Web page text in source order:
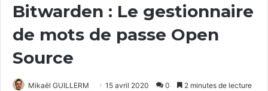
Bitwarden : Le gestionnaire
de mots de passe Open
Source
Mikaël GUILLERM 15 avril 2020 0 2 minutes de lecture